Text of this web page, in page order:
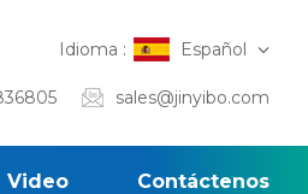
Idioma : Español
sales@jinyibo.com
Video Contáctenos